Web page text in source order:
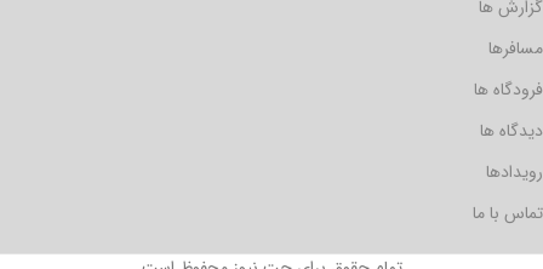
گزارش ها
مسافرها
فرودگاه ها
دیدگاه ها
رویدادها
تماس با ما